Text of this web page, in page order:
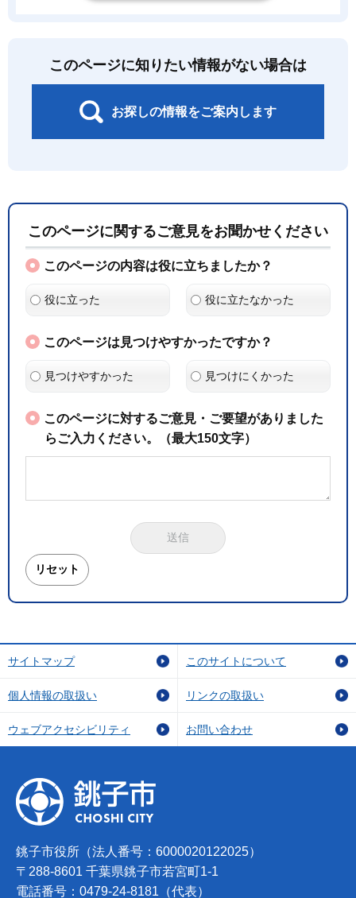
このページに知りたい情報がない場合は
お探しの情報をご案内します
このページに関するご意見をお聞かせください
このページの内容は役に立ちましたか？
役に立った 役に立たなかった
このページは見つけやすかったですか？
見つけやすかった 見つけにくかった
このページに対するご意見・ご要望がありました
らご入力ください。（最大150文字）
サイトマップ このサイトについて
個人情報の取扱い リンクの取扱い
ウェブアクセシビリティ お問い合わせ
銚子市役所（法人番号：6000020122025）
〒288-8601 千葉県銚子市若宮町1-1
電話番号：0479-24-8181（代表）